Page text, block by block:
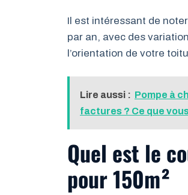
Il est intéressant de noter
par an, avec des
l’orientation de votre
Lire aussi : Pompe à
factures ? Ce que
Quel est le
pour 150m²